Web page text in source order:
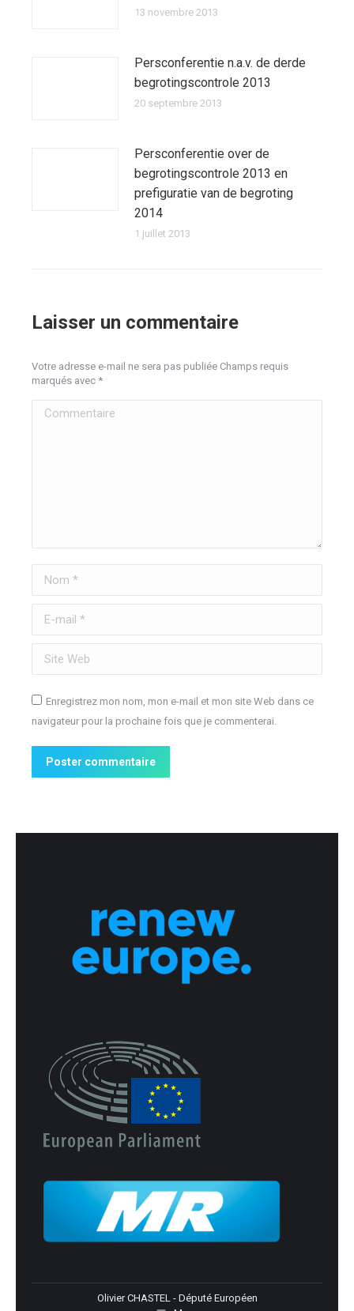
13 novembre 2013
Persconferentie n.a.v. de derde
begrotingscontrole 2013
20 septembre 2013
Persconferentie over de
begrotingscontrole 2013 en
prefiguratie van de begroting
2014
1 juillet 2013
Laisser un commentaire
Votre adresse e-mail ne sera pas publiée Champs requis
marqués avec *
Commentaire
Nom *
E-mail *
Site Web
Enregistrez mon nom, mon e-mail et mon site Web dans ce
navigateur pour la prochaine fois que je commenterai.
Poster commentaire
Olivier CHASTEL - Député Européen